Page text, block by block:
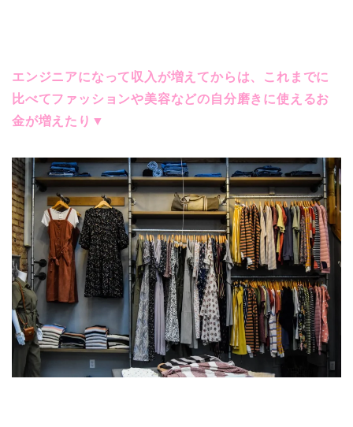
エンジニアになって収入が増えてからは、これまでに
比べてファッションや美容などの自分磨きに使えるお
金が増えたり▼